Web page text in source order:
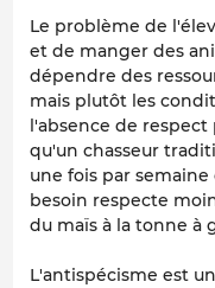
Le problème de
et de manger des
dépendre des
mais plutôt les
l'absence de respect
qu'un chasseur
une fois par
besoin respecte
du maïs à la tonne à
L'antispécisme est